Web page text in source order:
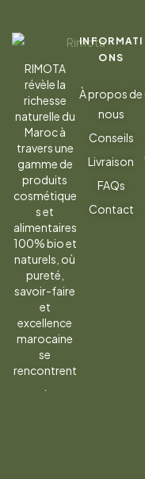
RIMOTA
révèle la
richesse
naturelle du
Maroc à
travers une
gamme de
produits
cosmétique
s et
alimentaires
100% bio et
naturels, où
pureté,
savoir-faire
et
excellence
marocaine
se
rencontrent
INFORMATI
ONS
À propos de
nous
Conseils
Livraison
FAQs
Contact